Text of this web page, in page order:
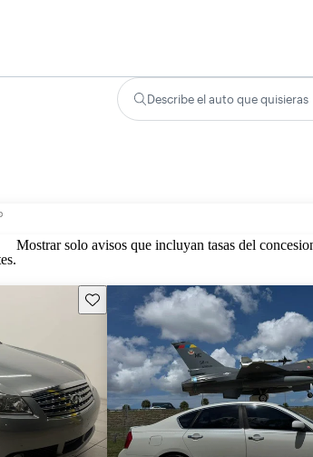
Describe el auto que quisieras
Mostrar solo avisos que incluyan tasas del
Guarda este Aviso